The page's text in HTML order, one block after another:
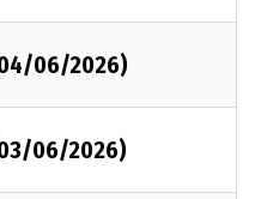
06/2026)
06/2026)